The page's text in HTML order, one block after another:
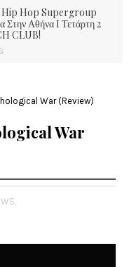
Hip Hop Supergroup
Στην Αθήνα Ι Τετάρτη 2
CLUB!
War (Review)
War